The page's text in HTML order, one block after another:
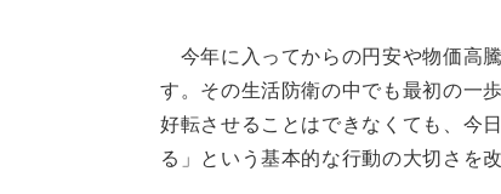
今年に入ってからの円安や物価高
す。その生活防衛の中でも最初の一
好転させることはできなくても、今
る」という基本的な行動の大切さを